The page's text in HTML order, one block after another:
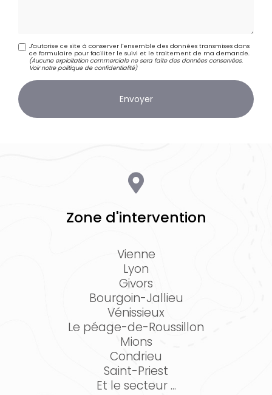
J'autorise ce site à conserver l'ensemble des données transmises dans
ce formulaire pour faciliter le suivi et le traitement de ma demande.
(Aucune exploitation commerciale ne sera faite des données conservées.
Voir notrepolitique de confidentialité)
Zone d'intervention
Vienne
Lyon
Givors
Bourgoin-Jallieu
Vénissieux
Le péage-de-Roussillon
Mions
Condrieu
Saint-Priest
Et le secteur ...